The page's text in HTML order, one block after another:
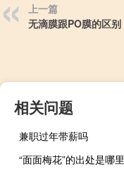
上一篇
无滴膜跟PO膜的区别
相关问题
兼职过年带薪吗
“面面梅花”的出处是哪里